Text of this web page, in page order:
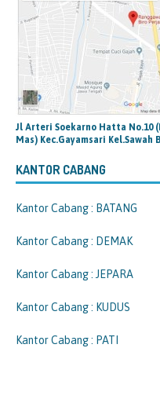
Jl Arteri Soekarno Hatta No.10
Mas) Kec.Gayamsari Kel.Sawah
KANTOR CABANG
Kantor Cabang : BATANG
Kantor Cabang : DEMAK
Kantor Cabang : JEPARA
Kantor Cabang : KUDUS
Kantor Cabang : PATI